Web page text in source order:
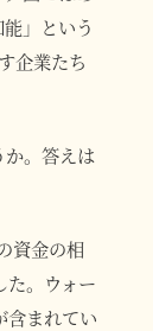
」という
企業たち
。答えは
資金の相
。ウォー
含まれてい